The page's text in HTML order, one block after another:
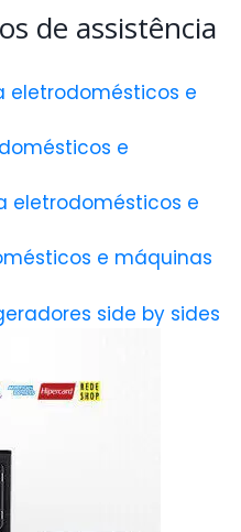
de assistência
eletrodomésticos e
e
eletrodomésticos e
e máquinas
side by sides